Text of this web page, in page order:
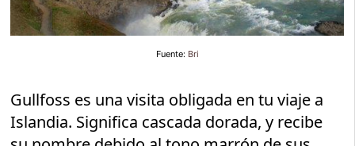
Fuente: Bri
Gullfoss es una visita obligada en tu viaje a
Islandia. Significa cascada dorada, y recibe